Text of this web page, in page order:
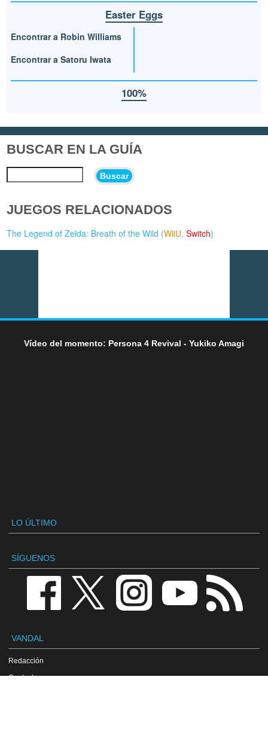
Easter Eggs
Encontrar a Robin Williams
Encontrar a Satoru Iwata
100%
BUSCAR EN LA GUÍA
Buscar
JUEGOS RELACIONADOS
The Legend of Zelda: Breath of the Wild (WiiU,Switch)
Vídeo del momento: Persona 4 Revival - Yukiko Amagi
LO ÚLTIMO
SÍGUENOS
VANDAL
Redacción
Contactar